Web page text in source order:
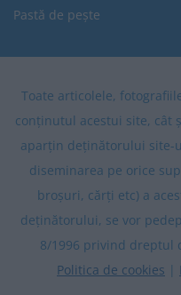
Pastă de pește
Toate articolele,
conținutul acestui site, cât
aparțin deținătorului site-
diseminarea pe orice
broșuri, cărți etc) a
deținătorului, se vor
8/1996 privind dreptul
Politica de cookies |